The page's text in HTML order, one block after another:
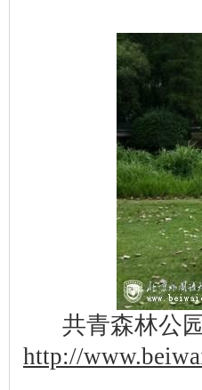
共青森林公
http://